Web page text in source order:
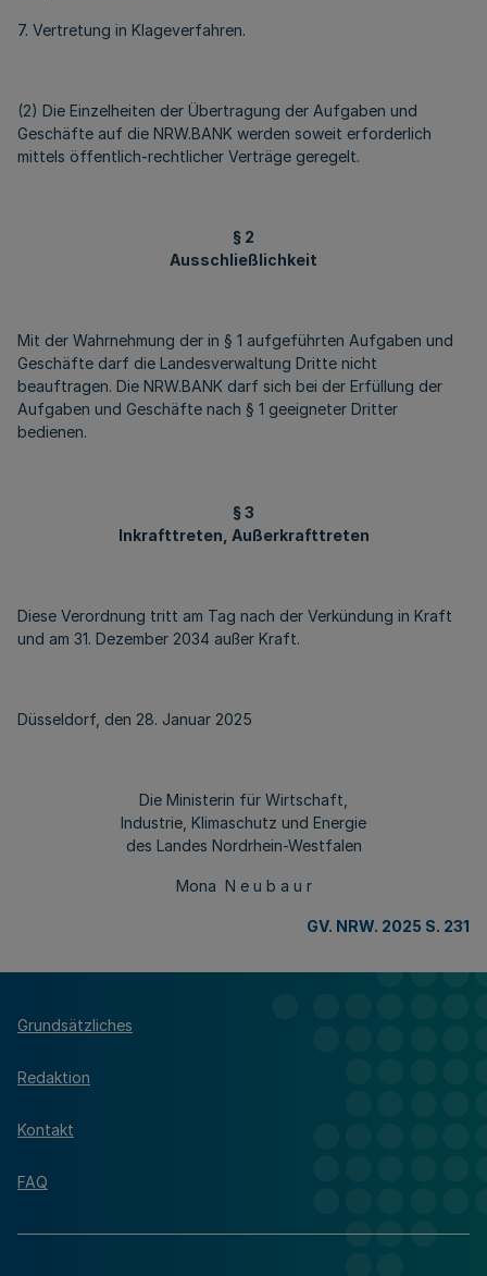
7. Vertretung in Klageverfahren.
(2) Die Einzelheiten der Übertragung der Aufgaben und
Geschäfte auf die NRW.BANK werden soweit erforderlich
mittels öffentlich-rechtlicher Verträge geregelt.
§ 2
Ausschließlichkeit
Mit der Wahrnehmung der in § 1 aufgeführten Aufgaben und
Geschäfte darf die Landesverwaltung Dritte nicht
beauftragen. Die NRW.BANK darf sich bei der Erfüllung der
Aufgaben und Geschäfte nach § 1 geeigneter Dritter
bedienen.
§ 3
Inkrafttreten, Außerkrafttreten
Diese Verordnung tritt am Tag nach der Verkündung in Kraft
und am 31. Dezember 2034 außer Kraft.
Düsseldorf, den 28. Januar 2025
Die Ministerin für Wirtschaft,
Industrie, Klimaschutz und Energie
des Landes Nordrhein-Westfalen
Mona N e u b a u r
GV. NRW. 2025 S. 231
Grundsätzliches
Redaktion
Kontakt
FAQ